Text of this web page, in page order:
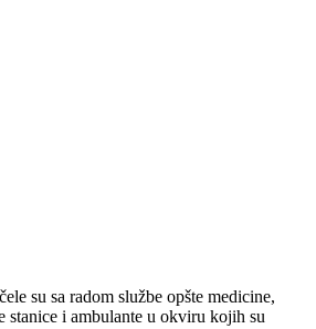
su sa radom službe opšte medicine,
stanice i ambulante u okviru kojih su